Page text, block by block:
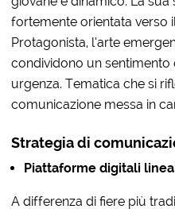
fortemente orientata verso
Protagonista, l’arte
condividono un
urgenza. Tematica che si
comunicazione messa in
Strategia di
Piattaforme digitali
A differenza di fiere più